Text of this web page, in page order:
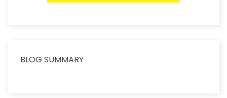
BLOG SUMMARY